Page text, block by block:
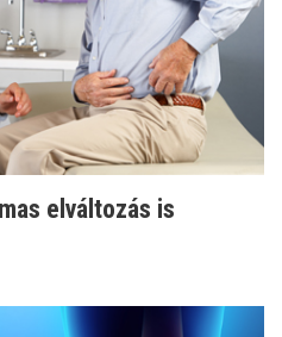
elváltozás is